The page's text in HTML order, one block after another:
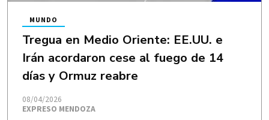
Tregua en Medio Oriente: EE.UU. e
Irán acordaron cese al fuego de 14
días y Ormuz reabre
EXPRESO MENDOZA
MUNDO
08/04/2026